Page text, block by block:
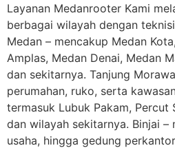
Layanan Medanrooter Kami
berbagai wilayah dengan
Medan – mencakup Medan
Amplas, Medan Denai, Medan
dan sekitarnya. Tanjung
perumahan, ruko, serta
termasuk Lubuk Pakam, Percut
dan wilayah sekitarnya. Binjai –
usaha, hingga gedung